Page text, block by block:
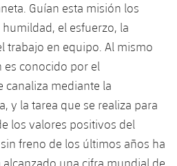
Guían esta misión los
el esfuerzo, la
trabajo en equipo. Al mismo
es conocido por el
canaliza mediante la
​​y la tarea que se realiza para
los valores positivos del
freno de los últimos años ha
una cifra mundial de